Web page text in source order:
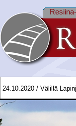
24.10.2020 / Välillä